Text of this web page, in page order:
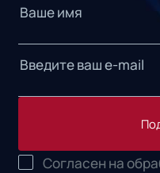
Согласен на